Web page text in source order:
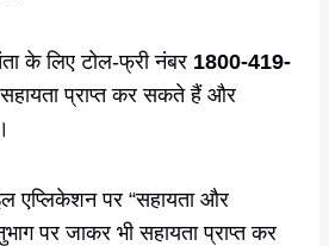
के लिए टोल-फ्री नंबर 1800-419-
प्राप्त कर सकते हैं और
एप्लिकेशन पर “सहायता और
पर जाकर भी सहायता प्राप्त कर